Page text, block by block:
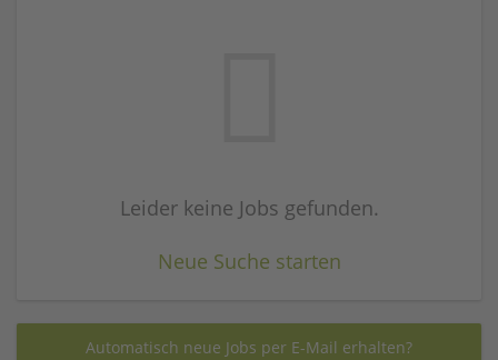
Leider keine Jobs gefunden.
Neue Suche starten
Automatisch neue Jobs per E-Mail erhalten?